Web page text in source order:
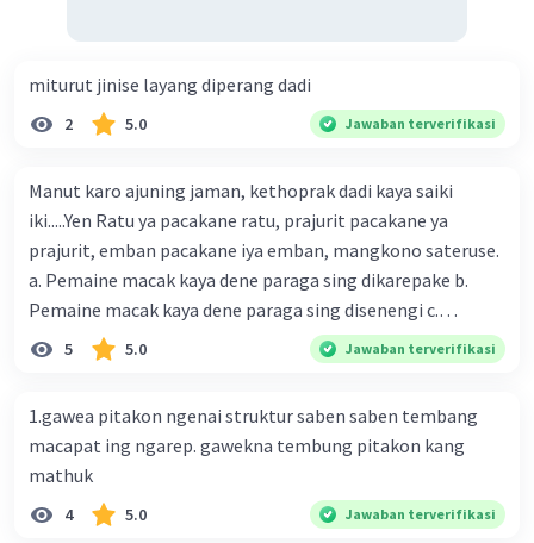
miturut jinise layang diperang dadi
2 5.0 Jawaban terverifikasi
Manut karo ajuning jaman, kethoprak dadi kaya saiki
iki.....Yen Ratu ya pacakane ratu, prajurit pacakane ya
prajurit, emban pacakane iya emban, mangkono sateruse.
a. Pemaine macak kaya dene paraga sing dikarepake b.
Pemaine macak kaya dene paraga sing disenengi c.
Pemaine macak kaya dene paraga sing dipentasake d.
Pemaine macak kaya dene paraga sing diparagakake
5 5.0 Jawaban terverifikasi
1.gawea pitakon ngenai struktur saben saben tembang
macapat ing ngarep. gawekna tembung pitakon kang
mathuk
4 5.0 Jawaban terverifikasi